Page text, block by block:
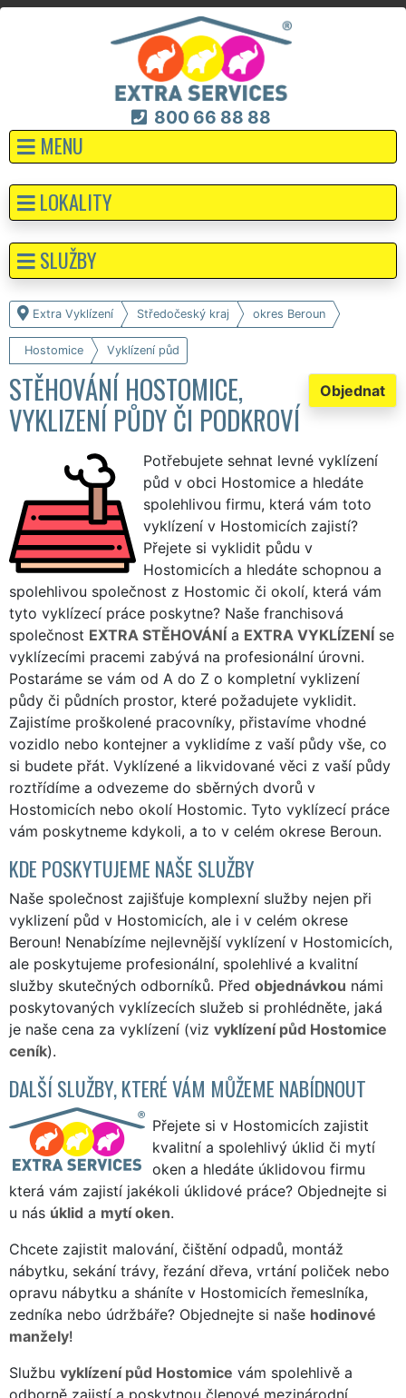
800 66 88 88
MENU
Extra Vyklízení Středočeský kraj okres Beroun
Hostomice Vyklízení půd
Objednat
STĚHOVÁNÍ HOSTOMICE,
VYKLIZENÍ PŮDY ČI PODKROVÍ
Potřebujete sehnat levné vyklízení
půd v obci Hostomice a hledáte
spolehlivou firmu, která vám toto
vyklízení v Hostomicích zajistí?
Přejete si vyklidit půdu v
Hostomicích a hledáte schopnou a
spolehlivou společnost z Hostomic či okolí, která vám
tyto vyklízecí práce poskytne? Naše franchisová
společnost EXTRA STĚHOVÁNÍ a EXTRA VYKLÍZENÍ se
vyklízecími pracemi zabývá na profesionální úrovni.
Postaráme se vám od A do Z o kompletní vyklizení
půdy či půdních prostor, které požadujete vyklidit.
Zajistíme proškolené pracovníky, přistavíme vhodné
vozidlo nebo kontejner a vyklidíme z vaší půdy vše, co
si budete přát. Vyklízené a likvidované věci z vaší půdy
roztřídíme a odvezeme do sběrných dvorů v
Hostomicích nebo okolí Hostomic. Tyto vyklízecí práce
vám poskytneme kdykoli, a to v celém okrese Beroun.
KDE POSKYTUJEME NAŠE SLUŽBY
Naše společnost zajišťuje komplexní služby nejen při
vyklizení půd v Hostomicích, ale i v celém okrese
Beroun! Nenabízíme nejlevnější vyklízení v Hostomicích,
ale poskytujeme profesionální, spolehlivé a kvalitní
služby skutečných odborníků. Před objednávkou námi
poskytovaných vyklízecích služeb si prohlédněte, jaká
je naše cena za vyklízení (viz vyklízení půd Hostomice
ceník).
DALŠÍ SLUŽBY, KTERÉ VÁM MŮŽEME NABÍDNOUT
Přejete si v Hostomicích zajistit
kvalitní a spolehlivý úklid či mytí
oken a hledáte úklidovou firmu
která vám zajistí jakékoli úklidové práce? Objednejte si
u nás úklid a mytí oken.
Chcete zajistit malování, čištění odpadů, montáž
nábytku, sekání trávy, řezání dřeva, vrtání poliček nebo
opravu nábytku a sháníte v Hostomicích řemeslníka,
zedníka nebo údržbáře? Objednejte si naše hodinové
manžely!
Službu vyklízení půd Hostomice vám spolehlivě a
odborně zajistí a poskytnou členové mezinárodní
LOKALITY
SLUŽBY